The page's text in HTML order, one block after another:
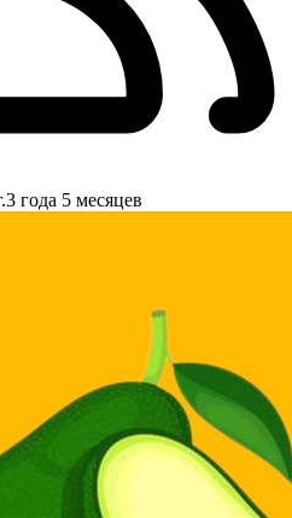
3 года 5 месяцев